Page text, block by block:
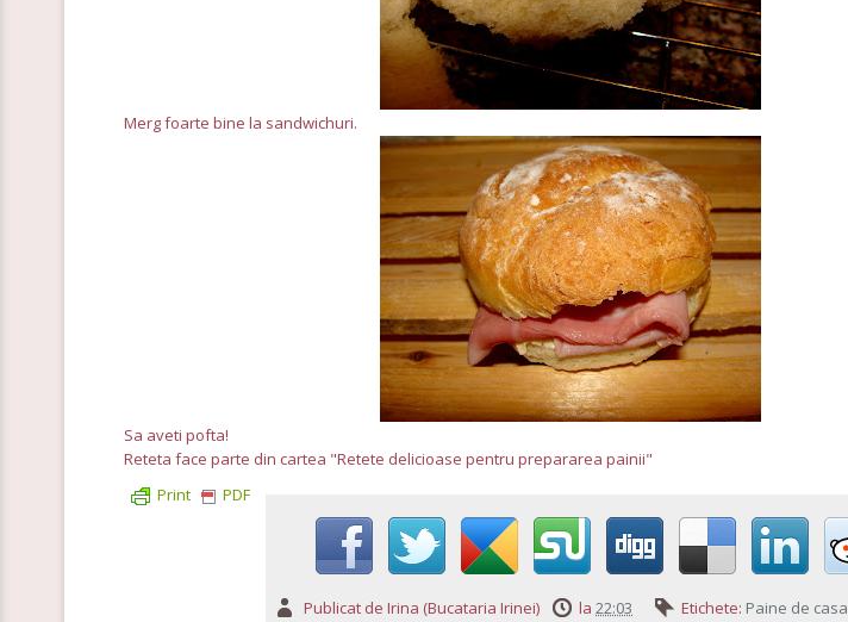
Merg foarte bine la sandwichuri.
Sa aveti pofta!
Reteta face parte din cartea "Retete delicioase pentru prepararea painii"
Print
PDF
Publicat deIrina (Bucataria Irinei) la22:03 Etichete: Paine de casa